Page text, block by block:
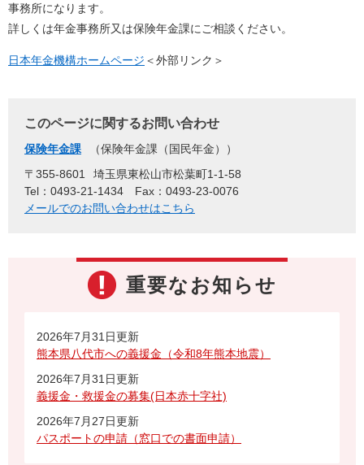
事務所になります。
詳しくは年金事務所又は保険年金課にご相談ください。
日本年金機構ホームページ ＜外部リンク＞
このページに関するお問い合わせ
保険年金課
保険年金課（国民年金）
〒355-8601
埼玉県東松山市松葉町1-1-58
Tel：0493-21-1434
Fax：0493-23-0076
メールでのお問い合わせはこちら
重要なお知らせ
2026年7月31日更新
熊本県八代市への義援金（令和8年熊本地震）
2026年7月31日更新
義援金・救援金の募集(日本赤十字社)
2026年7月27日更新
パスポートの申請（窓口での書面申請）